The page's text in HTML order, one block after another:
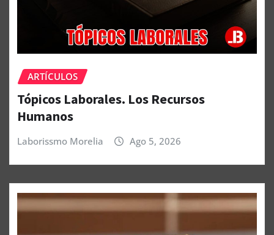
ARTÍCULOS
Tópicos Laborales. Los Recursos
Humanos
Laborissmo Morelia Ago 5, 2026